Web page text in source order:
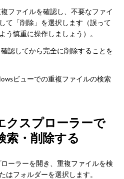
ファイルを確認し、不要なファイ
て「削除」を選択します（誤って
う慎重に操作しましょう）。
認してから完全に削除することを
ビューでの重複ファイルの検索
クスプローラーで
索・削除する
ーラーを開き、重複ファイルを検
はフォルダーを選択します。